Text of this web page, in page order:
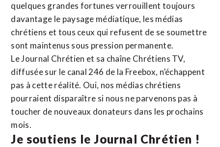
quelques grandes fortunes verrouillent toujours
davantage le paysage médiatique, les médias
chrétiens et tous ceux qui refusent de se soumettre
sont maintenus sous pression permanente.
Le Journal Chrétien et sa chaîne Chrétiens TV,
diffusée sur le canal 246 de la Freebox, n’échappent
pas à cette réalité. Oui, nos médias chrétiens
pourraient disparaître si nous ne parvenons pas à
toucher de nouveaux donateurs dans les prochains
mois.
Je soutiens le Journal Chrétien !